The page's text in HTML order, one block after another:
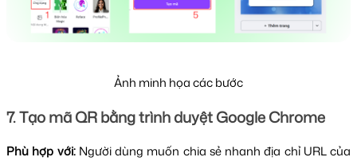
Ảnh minh họa các bước
7. Tạo mã QR bằng trình duyệt Google Chrome
Phù hợp với:Người dùng muốn chia sẻ nhanh địa chỉ URL của